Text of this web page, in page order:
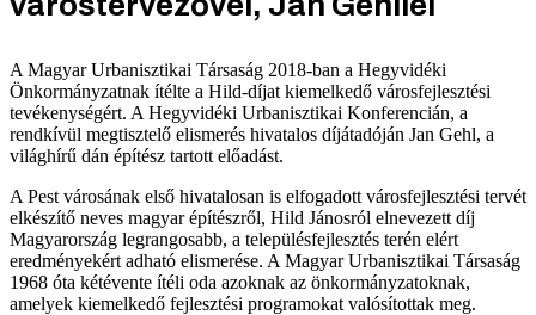
A Magyar Urbanisztikai Társaság 2018-ban a Hegyvidéki
Önkormányzatnak ítélte a Hild-díjat kiemelkedő városfejlesztési
tevékenységért. A Hegyvidéki Urbanisztikai Konferencián, a
rendkívül megtisztelő elismerés hivatalos díjátadóján Jan Gehl, a
világhírű dán építész tartott előadást.
A Pest városának első hivatalosan is elfogadott városfejlesztési tervét
elkészítő neves magyar építészről, Hild Jánosról elnevezett díj
Magyarország legrangosabb, a településfejlesztés terén elért
eredményekért adható elismerése. A Magyar Urbanisztikai Társaság
1968 óta kétévente ítéli oda azoknak az önkormányzatoknak,
amelyek kiemelkedő fejlesztési programokat valósítottak meg.